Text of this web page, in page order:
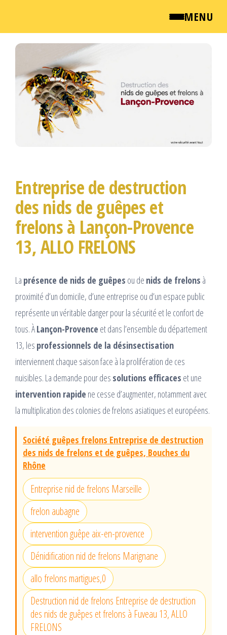
MENU
QUI SOMMES NOUS ?
NEWSROOM
TARIFS
ENGLISH
Passer
contenu
Entreprise de destruction
des nids de guêpes et
frelons à Lançon-Provence
13, ALLO FRELONS
La présence de nids de guêpes ou de nids de frelons à
proximité d’un domicile, d’une entreprise ou d’un espace public
représente un véritable danger pour la sécurité et le confort de
tous. ÀLançon-Provence et dans l’ensemble du département
13, les professionnels de la désinsectisation
interviennent chaque saison face à la prolifération de ces
nuisibles. La demande pour des solutions efficaces et une
intervention rapide ne cesse d’augmenter, notamment avec
la multiplication des colonies de frelons asiatiques et européens.
Société guêpes frelons Entreprise de destruction
des nids de frelons et de guêpes, Bouches du
Rhône
Entreprise nid de frelons Marseille
frelon aubagne
intervention guêpe aix-en-provence
Dénidification nid de frelons Marignane
allo frelons martigues,0
Destruction nid de frelons Entreprise de destruction
des nids de guêpes et frelons à Fuveau 13, ALLO
FRELONS